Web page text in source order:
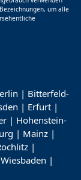
um alle
| Bitterfeld-
| Erfurt |
| Hohenstein-
| Mainz |
|
Wiesbaden |